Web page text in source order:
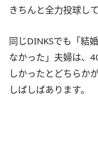
きちんと全力投球し
同じDINKSでも「結
なかった」夫婦は、
しかったとどちらか
しばしばあります。